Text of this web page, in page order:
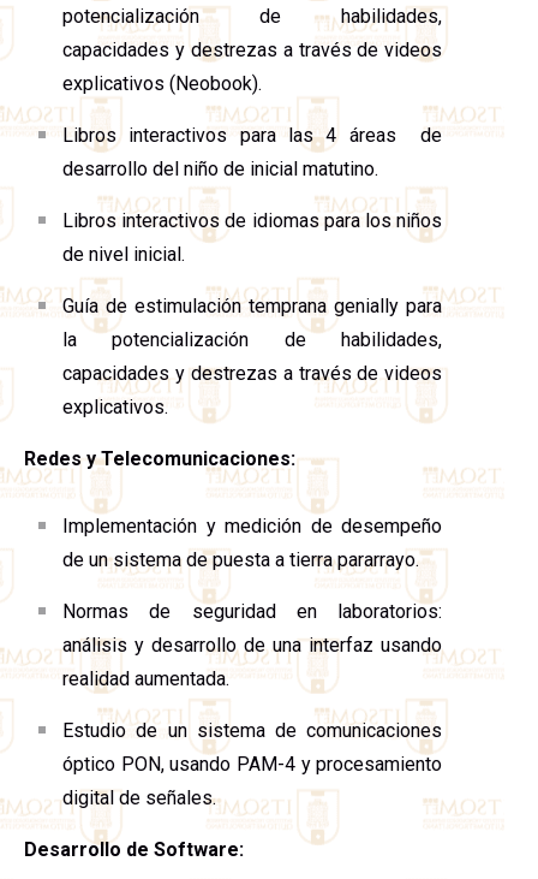
potencialización de habilidades,
capacidades y destrezas a través de videos
explicativos (Neobook).
Libros interactivos para las 4 áreas de
desarrollo del niño de inicial matutino.
Libros interactivos de idiomas para los niños
de nivel inicial.
Guía de estimulación temprana genially para
la potencialización de habilidades,
capacidades y destrezas a través de videos
explicativos.
Redes y Telecomunicaciones:
Implementación y medición de desempeño
de un sistema de puesta a tierra pararrayo.
Normas de seguridad en laboratorios:
análisis y desarrollo de una interfaz usando
realidad aumentada.
Estudio de un sistema de comunicaciones
óptico PON, usando PAM-4 y procesamiento
digital de señales.
Desarrollo de Software: